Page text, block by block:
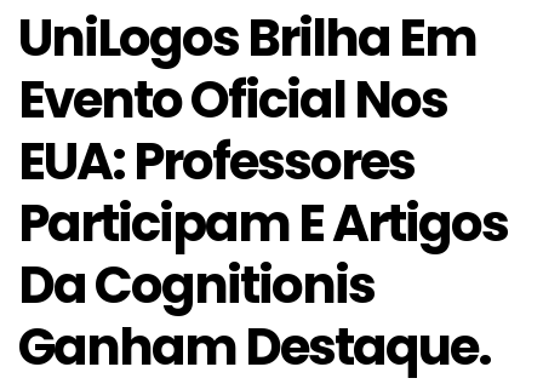
UniLogos Brilha Em
Evento Oficial Nos
EUA: Professores
Participam E Artigos
Da Cognitionis
Ganham Destaque.